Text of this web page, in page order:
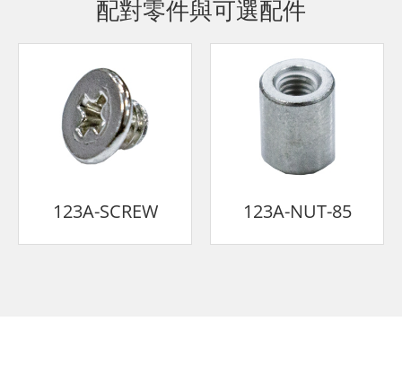
配對零件與可選配件
123A-SCREW 123A-NUT-85